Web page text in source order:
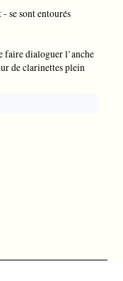
se sont entourés
faire dialoguer l’anche
de clarinettes plein